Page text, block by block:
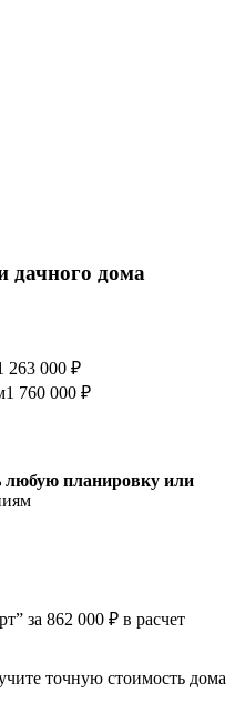
дачного дома
263 000 ₽
1 760 000 ₽
планировку или
за 862 000 ₽ в расчет
точную стоимость дома